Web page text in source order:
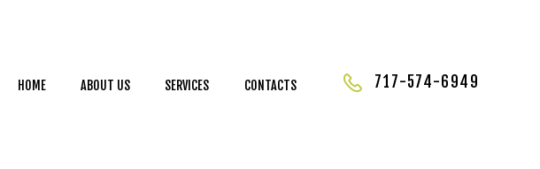
HOME ABOUT US SERVICES CONTACTS 717-574-6949